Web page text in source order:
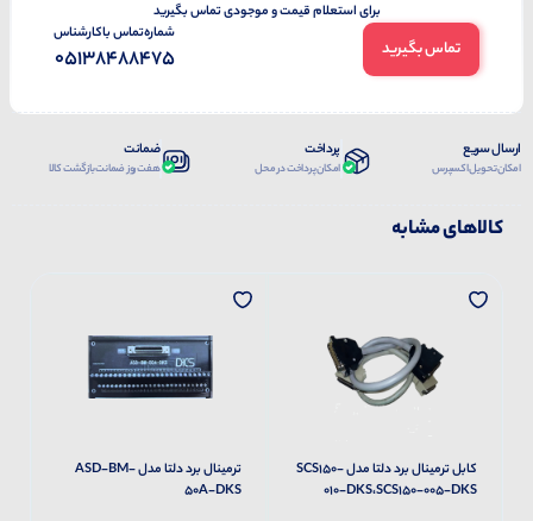
برای استعلام قیمت و موجودی تماس بگیرید
تماس بگیرید
شماره‌تماس‌ با‌کارشناس
05138488475
ارسال سریع
امکان تحویل اکسپرس
پرداخت
امکان پرداخت در محل
ضمانت
هفت روز ضمانت بازگشت کالا
کالاهای مشابه
کابل ترمینال برد دلتا مدل SCS150-
010-DKS،SCS150-005-DKS
ترمینال برد دلتا مدل ASD-BM-
50A-DKS